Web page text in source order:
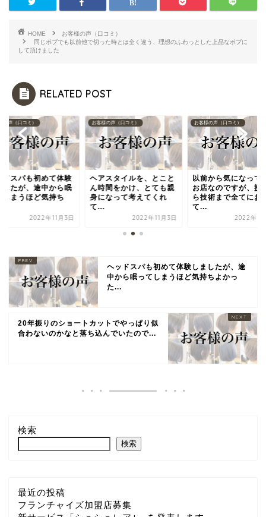
HOME
お客様の声（口コミ）
同じボブでも以前他で切った時とは全く違う、理想のふわっとした上品なボブに
して頂けました
RELATED POST
の声（口コミ）
ドスパも初めて体験
したが、途中から眠
しまうほど気持ち
2022年11月3日
お客様の声（口コミ）
ヘアスタイルを、とこと
ん時間をかけ、とても親
身になって考えてくれ
て...
2022年11月3日
お客様の声（口コミ）
以前から気になって
お店なのですが、接
ら技術まで全てにお
て...
2022年11
ヘッドスパも初めて体験しましたが、途
中から眠ってしまうほど気持ちよかっ
た...
20年振りのショートカットでやっぱり似
合わないのかなと落ち込んでいたので...
検索
検索
最近の投稿
フランチャイズ加盟店募集